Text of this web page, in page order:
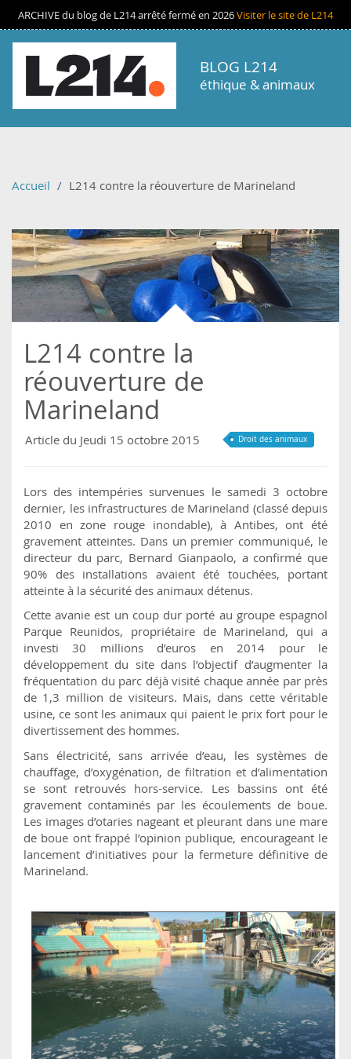
Aller au contenu principal
ARCHIVE du blog de L214 arrêté fermé en 2026Visiter le site de L214
BLOG L214
éthique & animaux
Accueil L214 contre la réouverture de Marineland
L214 contre la
réouverture de
Marineland
Article du Jeudi 15 octobre 2015 Droit des animaux
Lors des intempéries survenues le samedi 3 octobre
dernier, les infrastructures de Marineland (classé depuis
2010 en zone rouge inondable), à Antibes, ont été
gravement atteintes. Dans un premier communiqué, le
directeur du parc, Bernard Gianpaolo, a confirmé que
90% des installations avaient été touchées, portant
atteinte à la sécurité des animaux détenus.
Cette avanie est un coup dur porté au groupe espagnol
Parque Reunidos, propriétaire de Marineland, qui a
investi 30 millions d’euros en 2014 pour le
développement du site dans l’objectif d’augmenter la
fréquentation du parc déjà visité chaque année par près
de 1,3 million de visiteurs. Mais, dans cette véritable
usine, ce sont les animaux qui paient le prix fort pour le
divertissement des hommes.
Sans électricité, sans arrivée d’eau, les systèmes de
chauffage, d’oxygénation, de filtration et d’alimentation
se sont retrouvés hors-service. Les bassins ont été
gravement contaminés par les écoulements de boue.
Les images d’otaries nageant et pleurant dans une mare
de boue ont frappé l’opinion publique, encourageant le
lancement d’initiatives pour la fermeture définitive de
Marineland.